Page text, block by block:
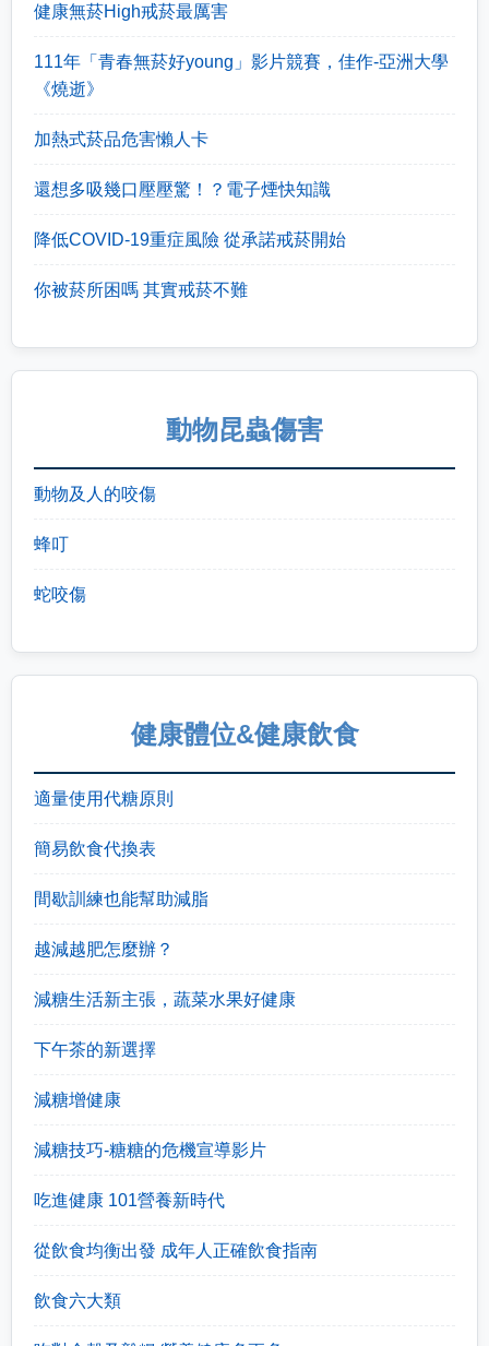
健康無菸High戒菸最厲害
111年「青春無菸好young」影片競賽，佳作-亞洲大學
《燒逝》
加熱式菸品危害懶人卡
還想多吸幾口壓壓驚！？電子煙快知識
降低COVID-19重症風險 從承諾戒菸開始
你被菸所困嗎 其實戒菸不難
動物昆蟲傷害
動物及人的咬傷
蜂叮
蛇咬傷
健康體位&健康飲食
適量使用代糖原則
簡易飲食代換表
間歇訓練也能幫助減脂
越減越肥怎麼辦？
減糖生活新主張，蔬菜水果好健康
下午茶的新選擇
減糖增健康
減糖技巧-糖糖的危機宣導影片
吃進健康 101營養新時代
從飲食均衡出發 成年人正確飲食指南
飲食六大類